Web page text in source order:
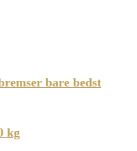
bare bedst
kg